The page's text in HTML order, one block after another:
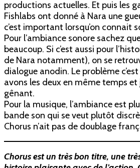
productions actuelles. Et puis les
Fishlabs ont donné à Nara une
c’est important lorsqu’on connait
Pour l’ambiance sonore sachez
beaucoup. Si c’est aussi pour
de Nara notamment), on se
dialogue anodin. Le problème
avons les deux en même temps et
gênant.
Pour la musique, l’ambiance est
bande son qui se veut plutôt
Chorus n’ait pas de doublage
Chorus est un très bon titre, une